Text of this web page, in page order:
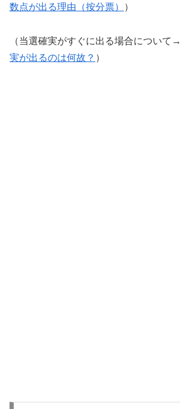
数点が出る理由（按分票）
）
（当選確実がすぐに出る場合について→
実が出るのは何故？ ）